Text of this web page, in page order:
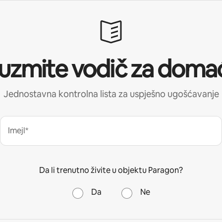
vodič za
Jednostavna kontrolna lista za uspješno ugošćavanje
Imejl*
Da li trenutno živite u objektu Paragon?
Da Ne